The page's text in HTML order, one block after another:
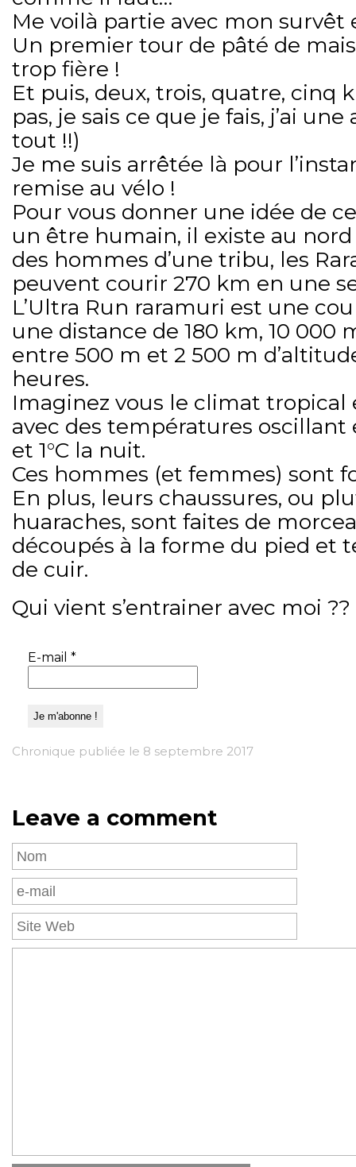
Me voilà partie avec mon survêt
Un premier tour de pâté de
trop fière !
Et puis, deux, trois, quatre, cinq
pas, je sais ce que je fais, j’ai
tout !!)
Je me suis arrêtée là pour
remise au vélo !
Pour vous donner une idée de
un être humain, il existe au
des hommes d’une tribu, les
peuvent courir 270 km en une
L’Ultra Run raramuri est une
une distance de 180 km, 10 000
entre 500 m et 2 500 m
heures.
Imaginez vous le climat
avec des températures oscillant
et 1°C la nuit.
Ces hommes (et femmes) sont
En plus, leurs chaussures, ou
huaraches, sont faites de
découpés à la forme du pied et
de cuir.
Qui vient s’entrainer avec moi ??
E-mail *
Chronique publiée le 8 septembre 2017
Leave a comment